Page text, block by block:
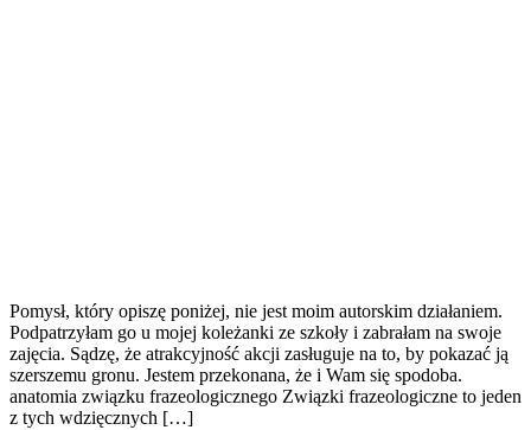
Pomysł, który opiszę poniżej, nie jest moim autorskim działaniem.
Podpatrzyłam go u mojej koleżanki ze szkoły i zabrałam na swoje
zajęcia. Sądzę, że atrakcyjność akcji zasługuje na to, by pokazać ją
szerszemu gronu. Jestem przekonana, że i Wam się spodoba.
anatomia związku frazeologicznego Związki frazeologiczne to jeden
z tych wdzięcznych […]